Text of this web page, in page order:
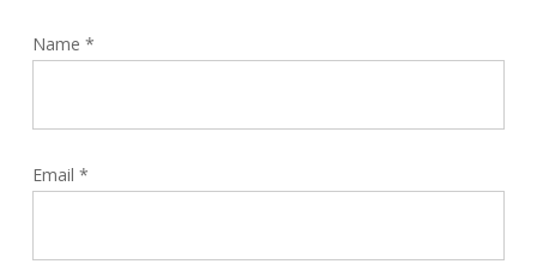
Name *
Email *